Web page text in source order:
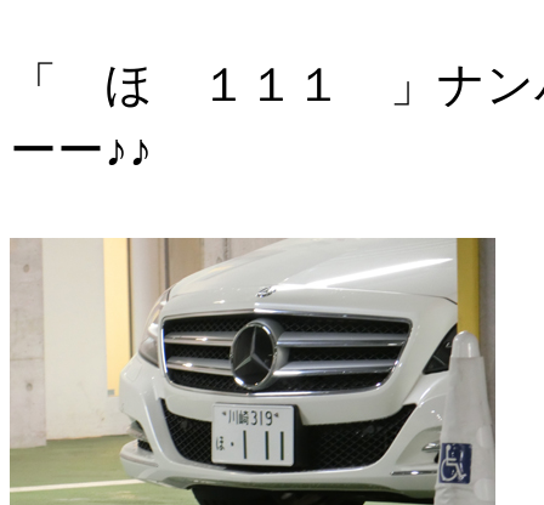
「 ほ １１１ 」ナン
ーー♪♪